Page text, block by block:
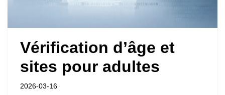
Vérification d’âge et
sites pour adultes
2026-03-16